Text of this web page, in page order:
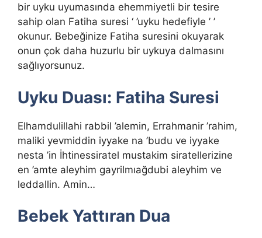
bir uyku uyumasında ehemmiyetli bir tesire
sahip olan Fatiha suresi ‘ ’uyku hedefiyle ’ ’
okunur. Bebeğinize Fatiha suresini okuyarak
onun çok daha huzurlu bir uykuya dalmasını
sağlıyorsunuz.
Uyku Duası: Fatiha Suresi
Elhamdulillahi rabbil ’alemin, Errahmanir ’rahim,
maliki yevmiddin iyyake na ’budu ve iyyake
nesta ’in İhtinessiratel mustakim siratellerizine
en ’amte aleyhim gayrilmıağdubi aleyhim ve
leddallin. Amin…
Bebek Yattıran Dua